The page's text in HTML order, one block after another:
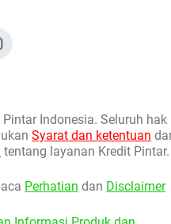
Indonesia. Seluruh hak
Syarat dan ketentuan
tentang layanan Kredit Pintar.
Perhatian dan Disclaimer